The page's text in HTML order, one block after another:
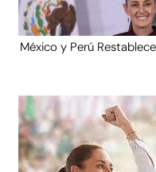
México y Perú